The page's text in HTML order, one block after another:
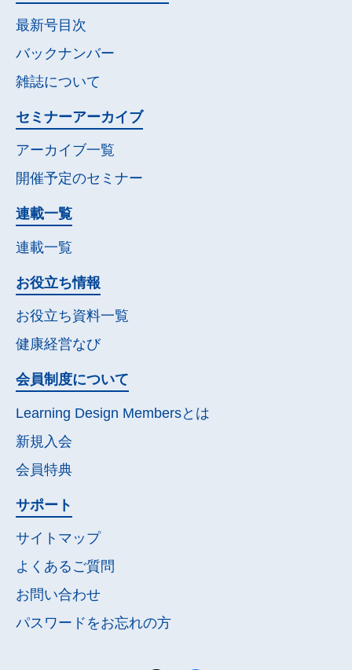
最新号目次
バックナンバー
雑誌について
セミナーアーカイブ
アーカイブ一覧
開催予定のセミナー
連載一覧
連載一覧
お役立ち情報
お役立ち資料一覧
健康経営なび
会員制度について
Learning Design Membersとは
新規入会
会員特典
サポート
サイトマップ
よくあるご質問
お問い合わせ
パスワードをお忘れの方